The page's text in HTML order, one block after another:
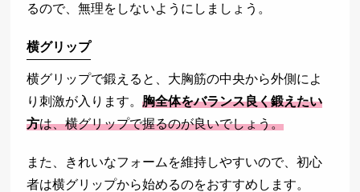
るので、無理をしないようにしましょう。
横グリップ
横グリップで鍛えると、大胸筋の中央から外側によ
り刺激が入ります。胸全体をバランス良く鍛えたい
方は、横グリップで握るのが良いでしょう。
また、きれいなフォームを維持しやすいので、初心
者は横グリップから始めるのをおすすめします。